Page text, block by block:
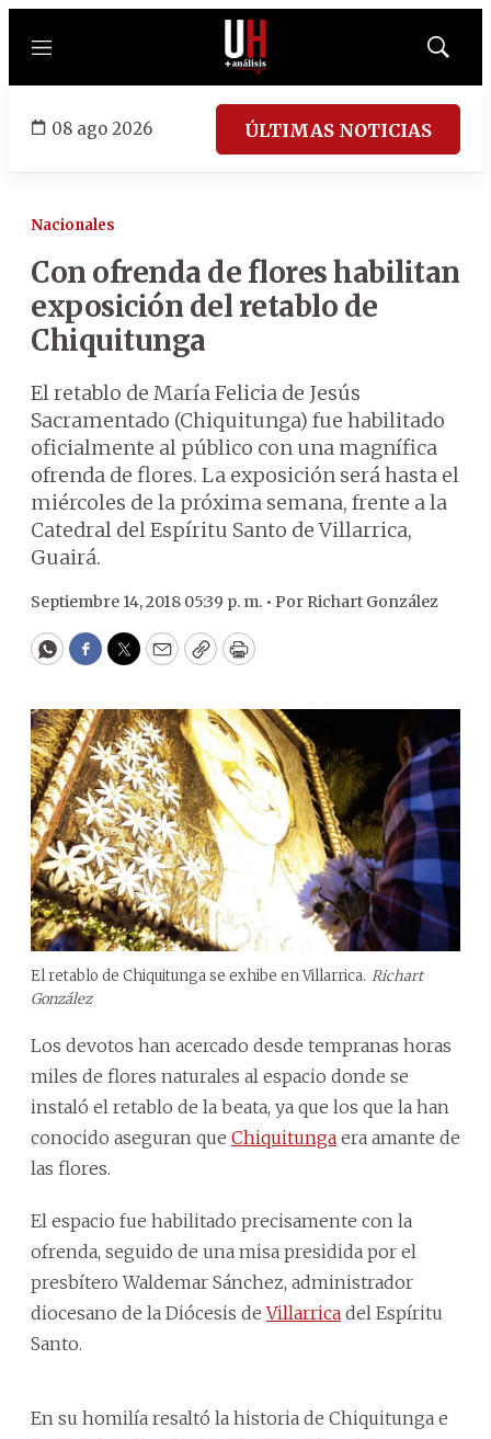
Menú
Mostrar
08 ago 2026 ÚLTIMAS NOTICIAS
Nacionales
Con ofrenda de flores habilitan
exposición del retablo de
Chiquitunga
El retablo de María Felicia de Jesús
Sacramentado (Chiquitunga) fue habilitado
oficialmente al público con una magnífica
ofrenda de flores. La exposición será hasta el
miércoles de la próxima semana, frente a la
Catedral del Espíritu Santo de Villarrica,
Guairá.
Septiembre 14, 2018 05:39 p. m. • Por Richart González
WhatsApp
Facebook
Twitter
EmailCopyPrint
El retablo de Chiquitunga se exhibe en Villarrica. Richart
González
Los devotos han acercado desde tempranas horas
miles de flores naturales al espacio donde se
instaló el retablo de la beata, ya que los que la han
conocido aseguran que Chiquitunga era amante de
las flores.
El espacio fue habilitado precisamente con la
ofrenda, seguido de una misa presidida por el
presbítero Waldemar Sánchez, administrador
diocesano de la Diócesis deVillarrica del Espíritu
Santo.
En su homilía resaltó la historia de Chiquitunga e